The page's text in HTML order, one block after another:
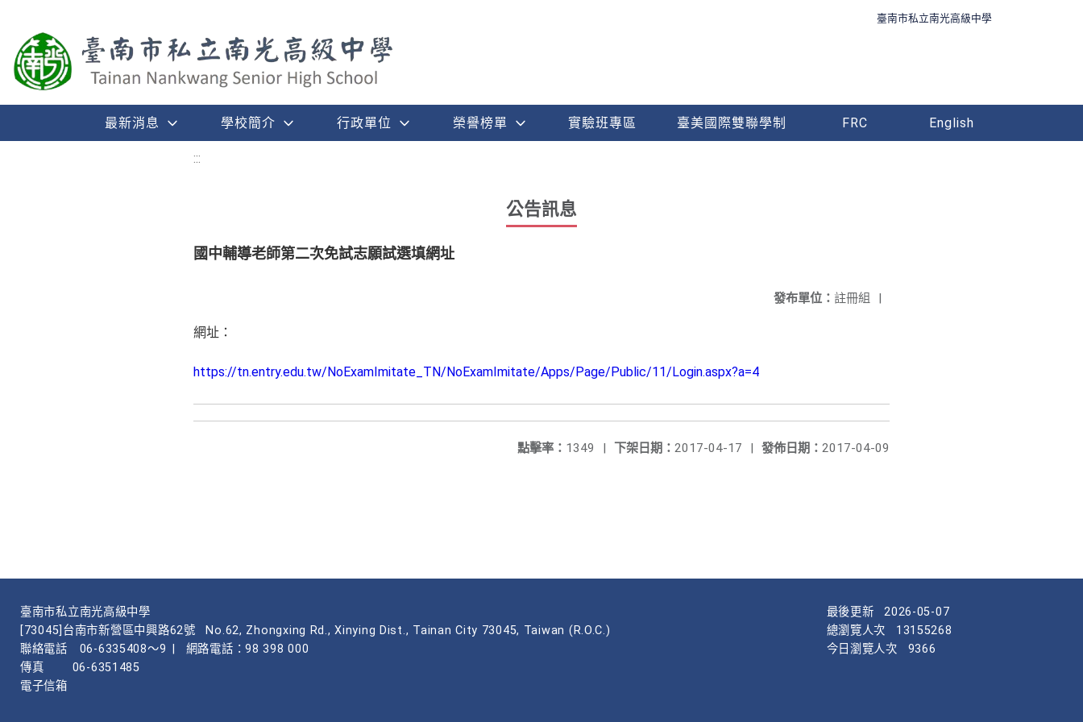
臺南市私立南光高級中學
最新消息 學校簡介 行政單位 榮譽榜單 實驗班專區 臺美國際雙聯學制 FRC English
:::
公告訊息
國中輔導老師第二次免試志願試選填網址
發布單位： 註冊組 |
網址：
https://tn.entry.edu.tw/NoExamImitate_TN/NoExamImitate/Apps/Page/Public/11/Login.aspx?a=4
發佈日期： 2017-04-09
下架日期： 2017-04-17 |
點擊率： 1349 |
臺南市私立南光高級中學
[73045]台南市新營區中興路62號
No.62, Zhongxing Rd., Xinying Dist., Tainan City 73045, Taiwan (R.O.C.)
聯絡電話
06-6335408～9
網路電話：98 398 000
傳真
06-6351485
電子信箱
最後更新
2026-05-07
總瀏覽人次
13155268
今日瀏覽人次
9366